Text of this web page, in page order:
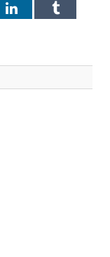
LinkedInTumblr